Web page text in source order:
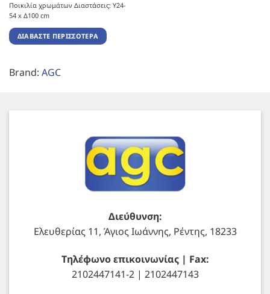
Ποικιλία χρωμάτων Διαστάσεις: Υ24-
54 x Δ100 cm
ΔΙΑΒΆΣΤΕ ΠΕΡΙΣΣΌΤΕΡΑ
Brand: AGC
Διεύθυνση:
Ελευθερίας 11, Άγιος Ιωάννης, Ρέντης, 18233
Τηλέφωνο επικοινωνίας | Fax:
2102447141-2 | 2102447143